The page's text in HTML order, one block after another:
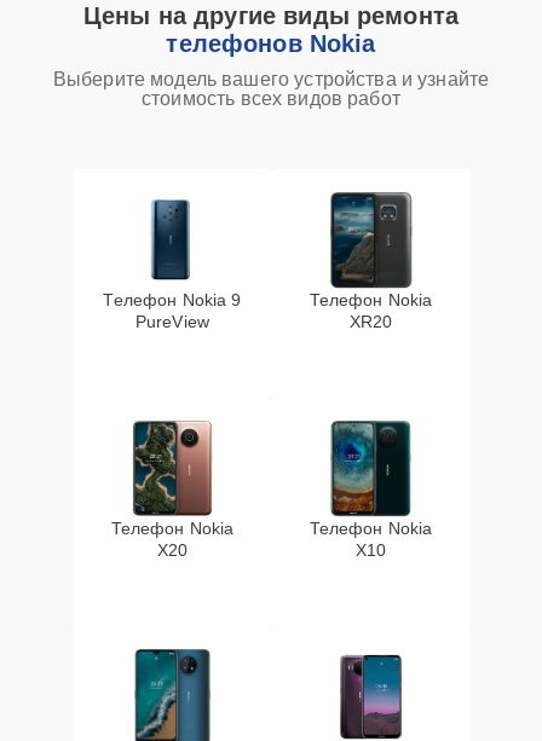
Цены на другие виды ремонта
телефонов Nokia
Выберите модель вашего устройства и узнайте
стоимость всех видов работ
Телефон Nokia 9
PureView
Телефон Nokia
XR20
Телефон Nokia
X20
Телефон Nokia
X10